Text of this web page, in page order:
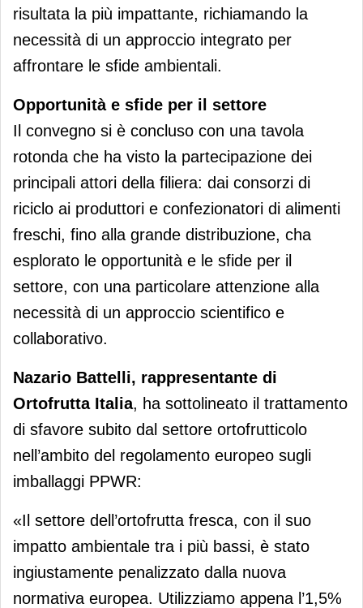
risultata la più impattante, richiamando la
necessità di un approccio integrato per
affrontare le sfide ambientali.
Opportunità e sfide per il settore
Il convegno si è concluso con una tavola
rotonda che ha visto la partecipazione dei
principali attori della filiera: dai consorzi di
riciclo ai produttori e confezionatori di alimenti
freschi, fino alla grande distribuzione, cha
esplorato le opportunità e le sfide per il
settore, con una particolare attenzione alla
necessità di un approccio scientifico e
collaborativo.
Nazario Battelli, rappresentante di
Ortofrutta Italia, ha sottolineato il trattamento
di sfavore subito dal settore ortofrutticolo
nell’ambito del regolamento europeo sugli
imballaggi PPWR:
«Il settore dell’ortofrutta fresca, con il suo
impatto ambientale tra i più bassi, è stato
ingiustamente penalizzato dalla nuova
normativa europea. Utilizziamo appena l’1,5%